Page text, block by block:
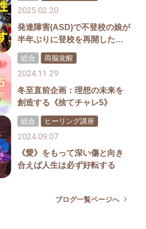
発達障害(ASD)で不登校の娘が
半年ぶりに登校を再開した理
由
2025.02.20
冬至直前企画：理想の未来を
創造する《捨てチャレ5》
2024.11.29
総合 両脳覚醒
《愛》をもって深い傷と向き
合えば人生は必ず好転する
2024.09.07
総合 ヒーリング講座
ブログ一覧ページへ